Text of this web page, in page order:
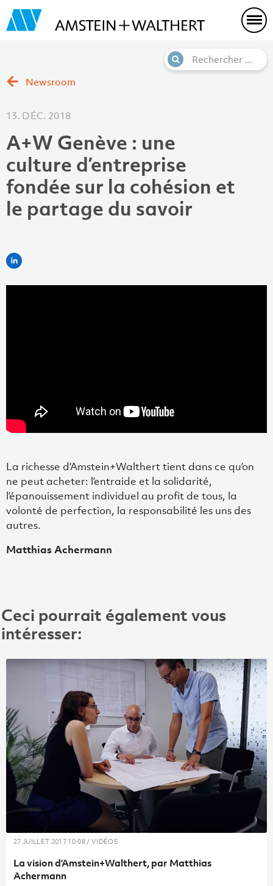
Newsroom
13. DÉC. 2018
A+W Genève : une
culture d’entreprise
fondée sur la cohésion et
le partage du savoir
La richesse d’Amstein+Walthert tient dans ce qu’on
ne peut acheter: l’entraide et la solidarité,
l’épanouissement individuel au profit de tous, la
volonté de perfection, la responsabilité les uns des
autres.
Matthias Achermann
Ceci pourrait également vous
intéresser:
27 JUILLET 2017 10:08 / VIDÉOS
La vision d’Amstein+Walthert, par Matthias
Achermann